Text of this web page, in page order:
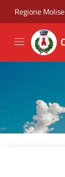
Regione Molise